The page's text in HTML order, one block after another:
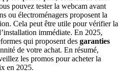
pouvez tester la webcam avant
ou électroménagers proposent la
Cela peut être utile pour vérifier la
immédiate. En 2025,
qui proposent des garanties
de votre achat. En résumé,
les promos pour acheter la
en 2025.